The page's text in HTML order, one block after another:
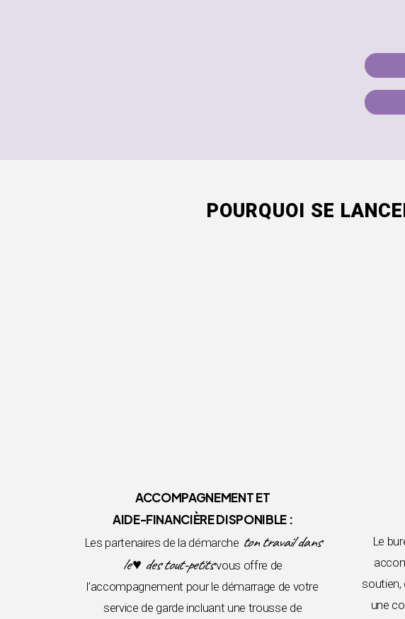
POURQUOI SE
ACCOMPAGNEMENT ET
AIDE-FINANCIÈRE DISPONIBLE :
Les partenaires de la démarche ton travail dans
le ♥ des tout-petitsvous offre de
l’accompagnement pour le démarrage de votre
service de garde incluant une trousse de
Le
soutien,
une